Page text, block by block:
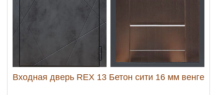
Входная дверь REX 13 Бетон сити 16 мм венге